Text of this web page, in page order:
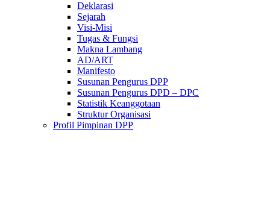
Deklarasi
Sejarah
Visi-Misi
Tugas & Fungsi
Makna Lambang
AD/ART
Manifesto
Susunan Pengurus DPP
Susunan Pengurus DPD – DPC​
Statistik Keanggotaan
Struktur Organisasi
Profil Pimpinan DPP